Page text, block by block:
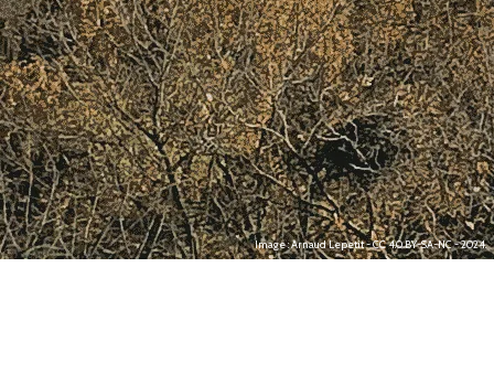
Image : Arnaud Lepetit - CC 4.0 BY-SA-NC - 2024.